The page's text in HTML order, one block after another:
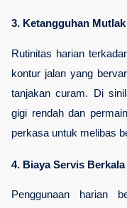
3. Ketangguhan
Rutinitas harian
kontur jalan yang
tanjakan curam. Di
gigi rendah dan
perkasa untuk melibas
4. Biaya Servis
Penggunaan harian